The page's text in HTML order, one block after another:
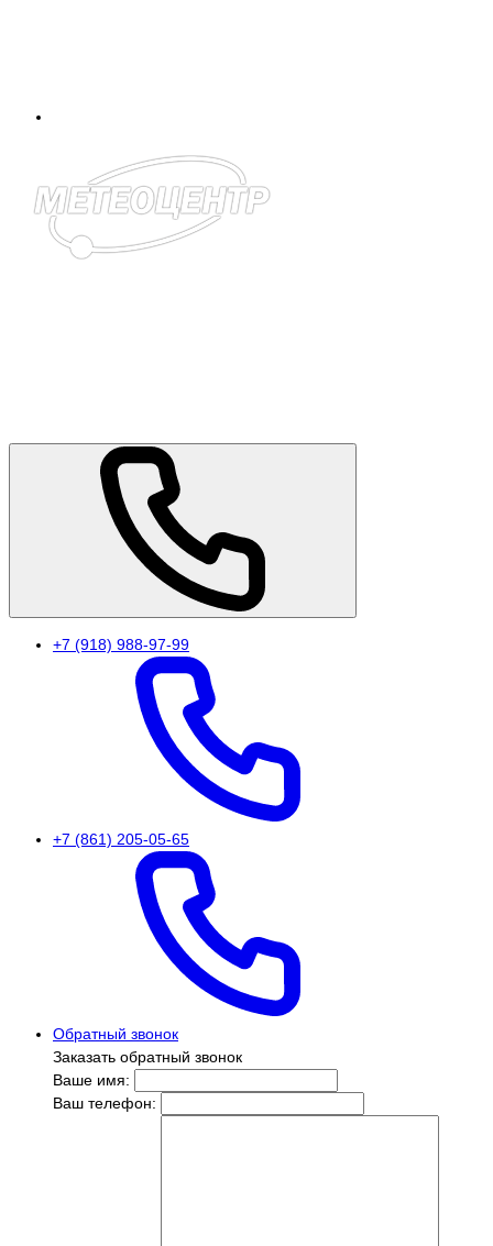
+7 (918) 988-97-99
+7 (861) 205-05-65
Обратный звонок
Заказать обратный звонок
Ваше имя:
Ваш телефон: